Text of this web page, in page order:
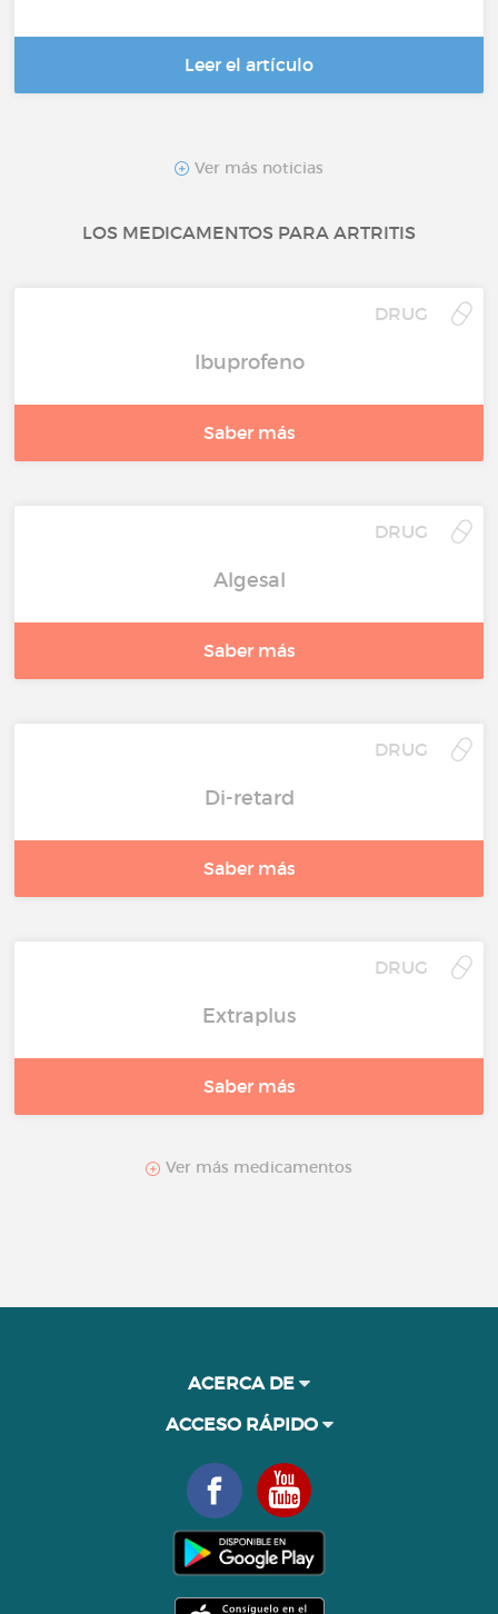
Leer el artículo
Ver más noticias
LOS MEDICAMENTOS PARA ARTRITIS
DRUG
Ibuprofeno
Saber más
DRUG
Algesal
Saber más
DRUG
Di-retard
Saber más
DRUG
Extraplus
Saber más
Ver más medicamentos
ACERCA DE
ACCESO RÁPIDO